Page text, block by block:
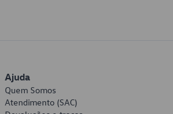
Ajuda
Quem Somos
Atendimento (SAC)